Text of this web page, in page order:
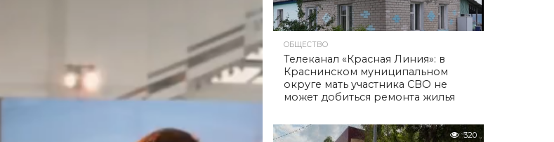
ОБЩЕСТВО
Телеканал «Красная Линия»: в
Краснинском муниципальном
округе мать участника СВО не
может добиться ремонта жилья
320